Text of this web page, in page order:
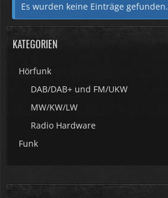
Es wurden keine Einträge gefunden.
KATEGORIEN
Hörfunk
DAB/DAB+ und FM/UKW
MW/KW/LW
Radio Hardware
Funk